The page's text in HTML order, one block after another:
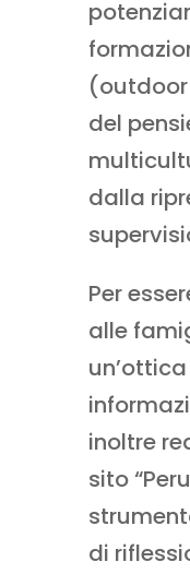
del
dalla
Per
alle
inoltre
sito
di